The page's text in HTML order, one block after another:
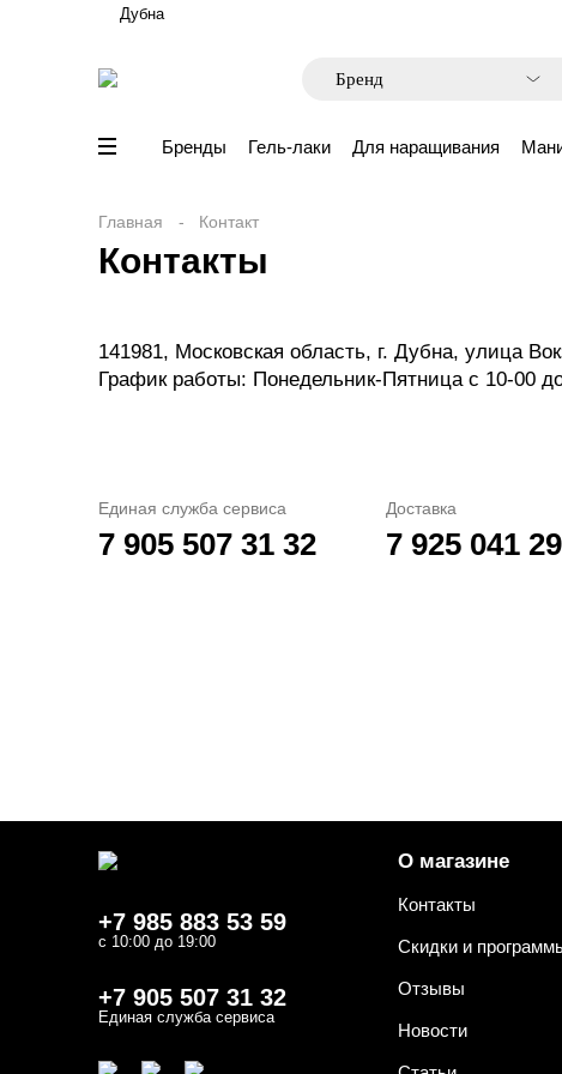
Дубна
Бренды Гель-лаки Для наращивания
Главная Контакт
Контакты
141981, Московская область, г. Дубна, улица
График работы: Понедельник-Пятница с 10-00
Единая служба сервиса
7 905 507 31 32
Доставка
7 925 041
+7 985 883 53 59
с 10:00 до 19:00
+7 905 507 31 32
Единая служба сервиса
О магазине
Контакты
Скидки и
Отзывы
Новости